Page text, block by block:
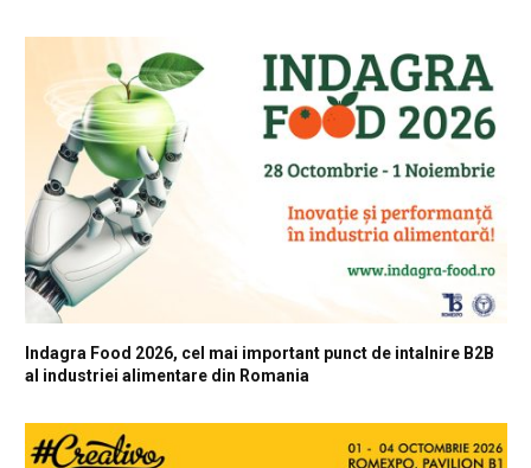
Indagra Food 2026, cel mai important punct de intalnire B2B
al industriei alimentare din Romania